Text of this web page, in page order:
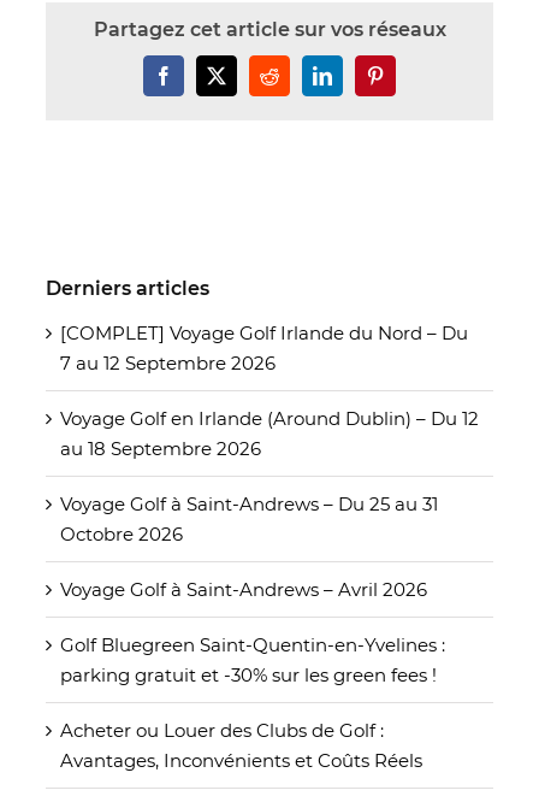
Partagez cet article sur vos réseaux
Facebook
X RedditLinkedInPinterest
Derniers articles
[COMPLET] Voyage Golf Irlande du Nord – Du
7 au 12 Septembre 2026
Voyage Golf en Irlande (Around Dublin) – Du 12
au 18 Septembre 2026
Voyage Golf à Saint-Andrews – Du 25 au 31
Octobre 2026
Voyage Golf à Saint-Andrews – Avril 2026
Golf Bluegreen Saint-Quentin-en-Yvelines :
parking gratuit et -30% sur les green fees !
Acheter ou Louer des Clubs de Golf :
Avantages, Inconvénients et Coûts Réels